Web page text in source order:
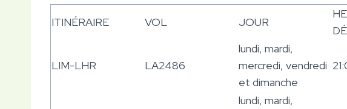
ITINÉRAIRE VOL JOUR
LIM-LHR LA2486
lundi, mardi,
mercredi, vendredi
et dimanche
lundi, mardi,